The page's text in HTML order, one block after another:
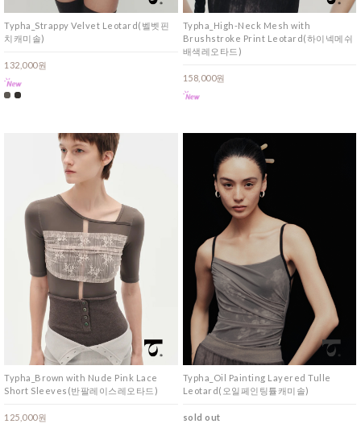
Typha_Strappy Velvet Leotard(벨벳핀
치캐미솔)
132,000원
Typha_High-Neck Mesh with
Brushstroke Print Leotard(하이넥메쉬
배색레오타드)
158,000원
Typha_Brown with Nude Pink Lace
Short Sleeves(반팔레이스레오타드)
125,000원
Typha_Oil Painting Layered Tulle
Leotard(오일페인팅튤캐미솔)
sold out